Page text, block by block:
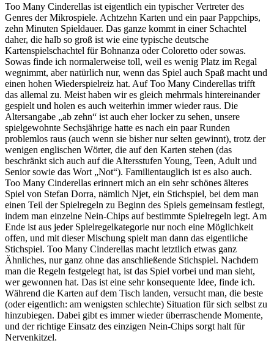
Too Many Cinderellas ist eigentlich ein typischer Vertreter des
Genres der Mikrospiele. Achtzehn Karten und ein paar Pappchips,
zehn Minuten Spieldauer. Das ganze kommt in einer Schachtel
daher, die halb so groß ist wie eine typische deutsche
Kartenspielschachtel für Bohnanza oder Coloretto oder sowas.
Sowas finde ich normalerweise toll, weil es wenig Platz im Regal
wegnimmt, aber natürlich nur, wenn das Spiel auch Spaß macht und
einen hohen Wiederspielreiz hat. Auf Too Many Cinderellas trifft
das allemal zu. Meist haben wir es gleich mehrmals hintereinander
gespielt und holen es auch weiterhin immer wieder raus. Die
Altersangabe „ab zehn“ ist auch eher locker zu sehen, unsere
spielgewohnte Sechsjährige hatte es nach ein paar Runden
problemlos raus (auch wenn sie bisher nur selten gewinnt), trotz der
wenigen englischen Wörter, die auf den Karten stehen (das
beschränkt sich auch auf die Altersstufen Young, Teen, Adult und
Senior sowie das Wort „Not“). Familientauglich ist es also auch.
Too Many Cinderellas erinnert mich an ein sehr schönes älteres
Spiel von Stefan Dorra, nämlich Njet, ein Stichspiel, bei dem man
einen Teil der Spielregeln zu Beginn des Spiels gemeinsam festlegt,
indem man einzelne Nein-Chips auf bestimmte Spielregeln legt. Am
Ende ist aus jeder Spielregelkategorie nur noch eine Möglichkeit
offen, und mit dieser Mischung spielt man dann das eigentliche
Stichspiel. Too Many Cinderellas macht letztlich etwas ganz
Ähnliches, nur ganz ohne das anschließende Stichspiel. Nachdem
man die Regeln festgelegt hat, ist das Spiel vorbei und man sieht,
wer gewonnen hat. Das ist eine sehr konsequente Idee, finde ich.
Während die Karten auf dem Tisch landen, versucht man, die beste
(oder eigentlich: am wenigsten schlechte) Situation für sich selbst zu
hinzubiegen. Dabei gibt es immer wieder überraschende Momente,
und der richtige Einsatz des einzigen Nein-Chips sorgt halt für
Nervenkitzel.